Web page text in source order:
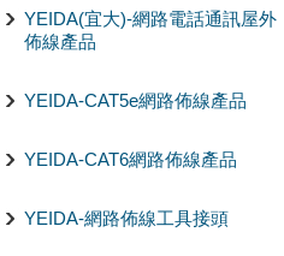
YEIDA(宜大)-網路電話通訊屋外
佈線產品
YEIDA-CAT5e網路佈線產品
YEIDA-CAT6網路佈線產品
YEIDA-網路佈線工具接頭